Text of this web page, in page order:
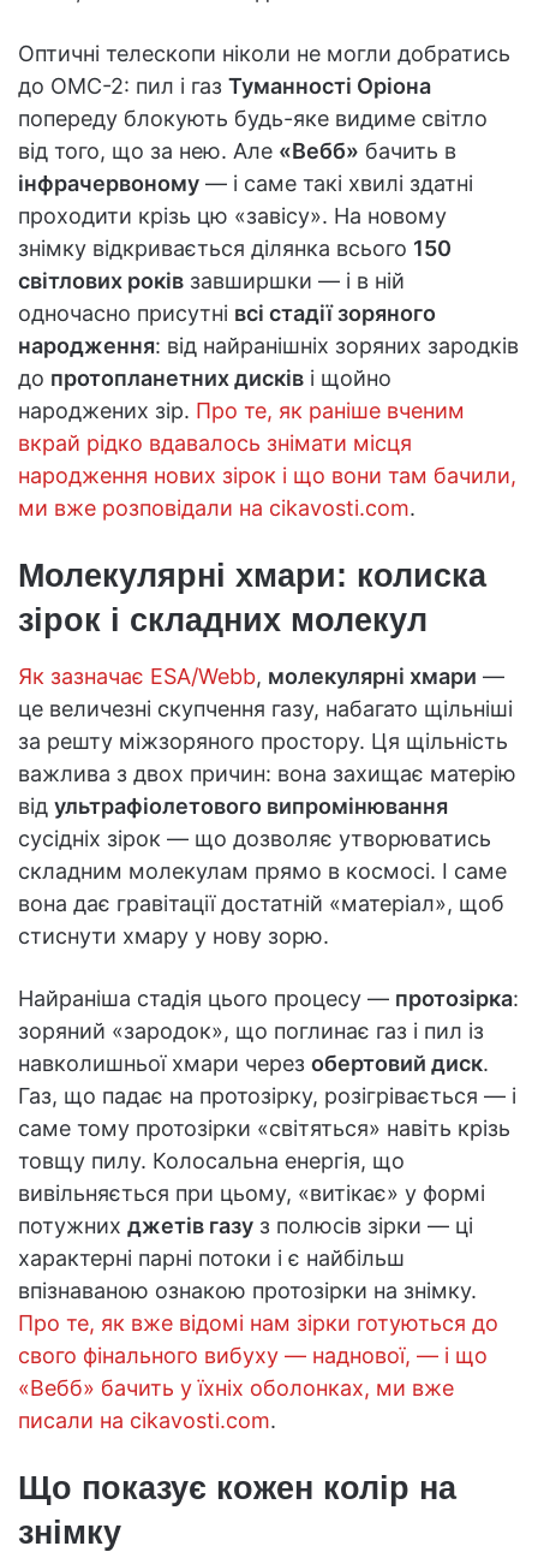
Оптичні телескопи ніколи не могли добратись
до OMC-2: пил і газ Туманності Оріона
попереду блокують будь-яке видиме світло
від того, що за нею. Але «Вебб» бачить в
інфрачервоному — і саме такі хвилі здатні
проходити крізь цю «завісу». На новому
знімку відкривається ділянка всього 150
світлових років завширшки — і в ній
одночасно присутні всі стадії зоряного
народження: від найранішніх зоряних зародків
до протопланетних дисків і щойно
народжених зір. Про те, як раніше вченим
вкрай рідко вдавалось знімати місця
народження нових зірок і що вони там бачили,
ми вже розповідали на cikavosti.com.
Молекулярні хмари: колиска
зірок і складних молекул
Як зазначає ESA/Webb, молекулярні хмари —
це величезні скупчення газу, набагато щільніші
за решту міжзоряного простору. Ця щільність
важлива з двох причин: вона захищає матерію
від ультрафіолетового випромінювання
сусідніх зірок — що дозволяє утворюватись
складним молекулам прямо в космосі. І саме
вона дає гравітації достатній «матеріал», щоб
стиснути хмару у нову зорю.
Найраніша стадія цього процесу — протозірка:
зоряний «зародок», що поглинає газ і пил із
навколишньої хмари через обертовий диск.
Газ, що падає на протозірку, розігрівається — і
саме тому протозірки «світяться» навіть крізь
товщу пилу. Колосальна енергія, що
вивільняється при цьому, «витікає» у формі
потужних джетів газу з полюсів зірки — ці
характерні парні потоки і є найбільш
впізнаваною ознакою протозірки на знімку.
Про те, як вже відомі нам зірки готуються до
свого фінального вибуху — наднової, — і що
«Вебб» бачить у їхніх оболонках, ми вже
писали на cikavosti.com.
Що показує кожен колір на
знімку